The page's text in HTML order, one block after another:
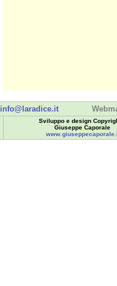
info@laradice.it
Sviluppo e design
Giuseppe Caporale